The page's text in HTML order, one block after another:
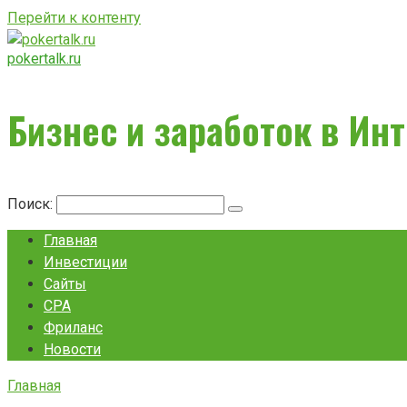
Перейти к контенту
pokertalk.ru
Бизнес и заработок в
Поиск:
Главная
Инвестиции
Сайты
CPA
Фриланс
Новости
Главная